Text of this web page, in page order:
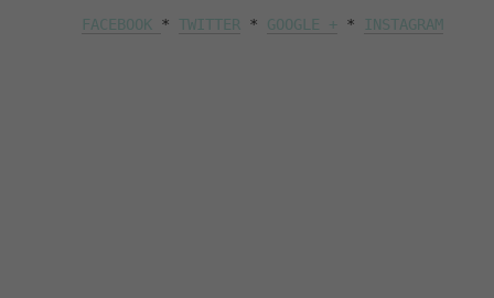
FACEBOOK * TWITTER * GOOGLE + * INSTAGRAM